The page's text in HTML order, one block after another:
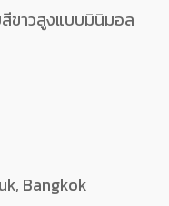
ขาวสูงแบบมินิมอล
Bangkok